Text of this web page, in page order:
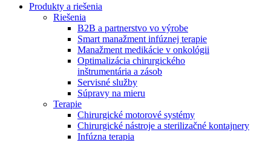
Produktový katalóg​
Objavte naše produkty. ​Navštívte produktový katalóg B.
Braun​ s našim kompletným produktovým portfóliom.​
Zostaňte v dialógu s B. Braun. Kontaktujte nás.
Produkty a riešenia
Riešenia
B2B a partnerstvo vo výrobe
Smart manažment infúznej terapie
Manažment medikácie v onkológii
Optimalizácia chirurgického
inštrumentária a zásob
Servisné služby
Súpravy na mieru
Terapie
Chirurgické motorové systémy
Chirurgické nástroje a sterilizačné kontajnery
Infúzna terapia